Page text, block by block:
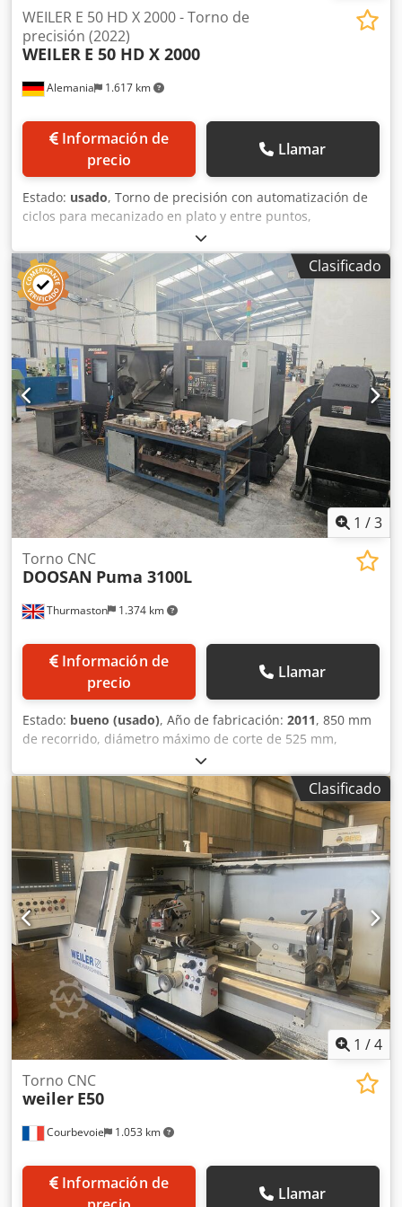
Alemania 1.617 km
WEILER E 50 HD X 2000 - Torno de
precisión (2022)
WEILER E 50 HD X 2000
Información de
precio
Llamar
Estado: usado, Torno de precisión con automatización de
ciclos para mecanizado en plato y entre puntos,
accionamientos digitales (Sinamics S120) y control Siemens
Sinumerik 840D sl con el software WEILER SL2 orientado al
operario. Distancia entre puntos 2000 mm, volteo sobre
bancada 570 mm, paso de barra 83 mm, accionamiento
principal 20/17 kW hasta 2500 rpm. Año de fabricación
2022. Credpfezl Ipnjx Ac Isf
Clasificado
1 /3
Thurmaston 1.374 km
Torno CNC
DOOSAN Puma 3100L
Información de
precio
Llamar
Estado: bueno (usado), Año de fabricación: 2011, 850 mm
de recorrido, diámetro máximo de corte de 525 mm,
longitud máxima de torneado de 1310 mm, Crjdpfxjzhwghj
Ac Iof torreta de 10 posiciones, capacidad de barra de 102
mm, 2800 rpm, husillo de 22 kW, control Fanuc serie I,
portabrocas de 3 mordazas, luz de bajo voltaje,
Clasificado
1 /4
Courbevoie 1.053 km
Torno CNC
weiler E50
Información de
Llamar